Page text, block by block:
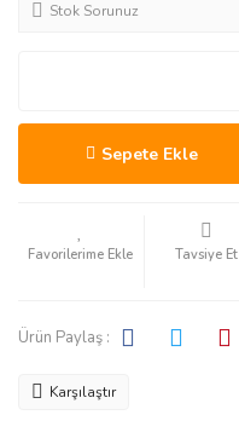
Stok Sorunuz
Sepete Ekle
Tavsiye Et
Ürün Paylaş :
Karşılaştır